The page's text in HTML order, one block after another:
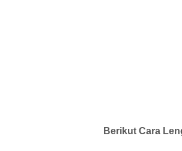
Berikut Cara